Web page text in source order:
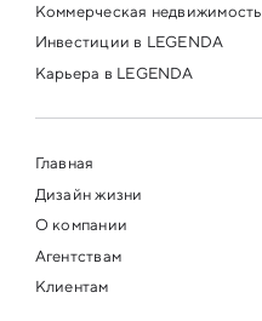
Коммерческая недвижимость
Инвестиции в LEGENDA
Карьера в LEGENDA
Главная
Дизайн жизни
О компании
Агентствам
Клиентам